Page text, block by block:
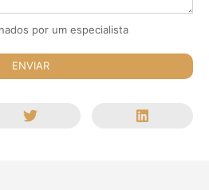
por um especialista